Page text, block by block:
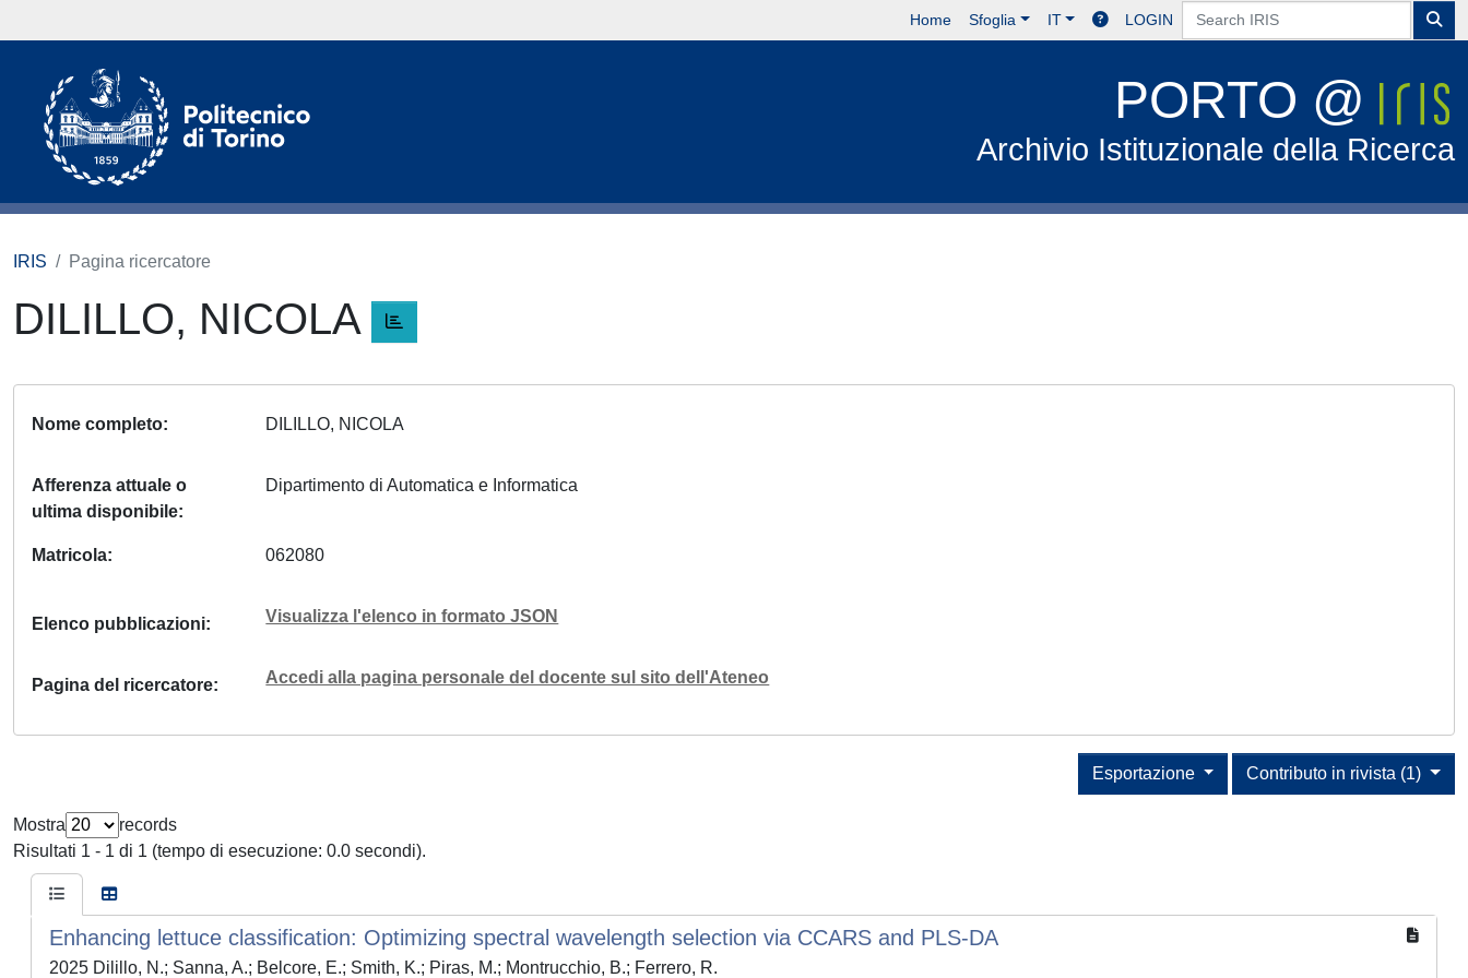
Home Sfoglia IT LOGIN
PORTO @
Archivio Istituzionale della Ricerca
IRIS Pagina ricercatore
DILILLO, NICOLA
Nome completo DILILLO, NICOLA
Afferenza attuale o
ultima disponibile
Dipartimento di Automatica e Informatica
Matricola 062080
Elenco pubblicazioni Visualizza l'elenco in formato JSON
Pagina del ricercatore Accedi alla pagina personale del docente sul sito dell'Ateneo
Contributo in rivista (1)
Esportazione
Mostra
records
Risultati 1 - 1 di 1 (tempo di esecuzione: 0.0 secondi).
Enhancing lettuce classification: Optimizing spectral wavelength selection via CCARS and PLS-DA
2025 Dilillo, N.; Sanna, A.; Belcore, E.; Smith, K.; Piras, M.; Montrucchio, B.; Ferrero, R.